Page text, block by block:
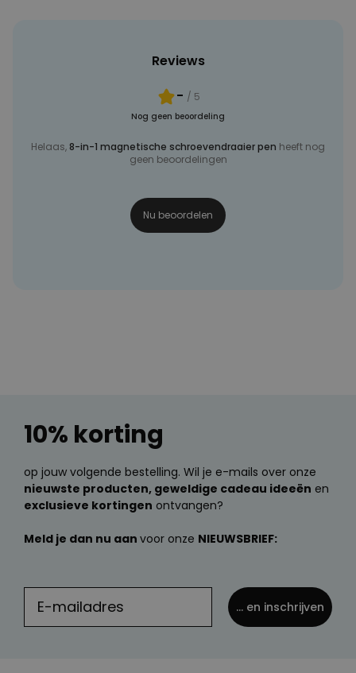
Reviews
- / 5
Nog geen beoordeling
Helaas,8-in-1 magnetische schroevendraaier pen heeft nog
geen beoordelingen
Nu beoordelen
10% korting
op jouw volgende bestelling. Wil je e-mails over onze
nieuwste producten, geweldige cadeau ideeën en
exclusieve kortingen ontvangen?
Meld je dan nu aan voor onze NIEUWSBRIEF:
... en inschrijven